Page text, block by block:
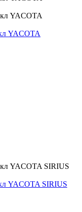
YACOTA
YACOTA SIRIUS